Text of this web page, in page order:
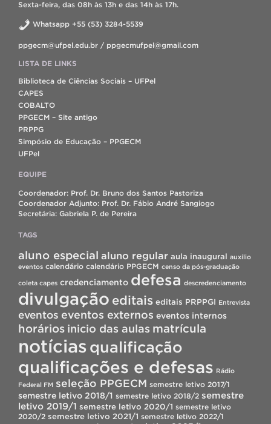
Sexta-feira, das 08h às 13h e das 14h às 17h.
Whatsapp +55 (53) 3284-5539
ppgecm@ufpel.edu.br / ppgecmufpel@gmail.com
LISTA DE LINKS
Biblioteca de Ciências Sociais – UFPel
CAPES
COBALTO
PPGECM – Site antigo
PRPPG
Simpósio de Educação – PPGECM
UFPel
EQUIPE
Coordenador: Prof. Dr. Bruno dos Santos Pastoriza
Coordenador Adjunto: Prof. Dr. Fábio André Sangiogo
Secretária: Gabriela P. de Pereira
TAGS
aluno especial aluno regular aula inaugural auxílio
eventos calendário calendário PPGECM censo da pós-graduação
coleta capes credenciamento defesa descredenciamento
divulgação editais editais PRPPGI Entrevista
eventos eventos externos eventos internos
horários inicio das aulas matrícula
notícias qualificação
qualificações e defesas Rádio
Federal FM seleção PPGECM semestre letivo 2017/1
semestre letivo 2018/1 semestre letivo 2018/2 semestre
letivo 2019/1 semestre letivo 2020/1 semestre letivo
2020/2 semestre letivo 2021/1 semestre letivo 2022/1